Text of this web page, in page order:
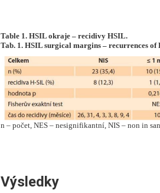
Table 1. HSIL okraje – recidivy HSIL.
Tab. 1. HSIL surgical margins – recurrences of
n – počet, NES – nesignifikantní, NIS – non in
Výsledky